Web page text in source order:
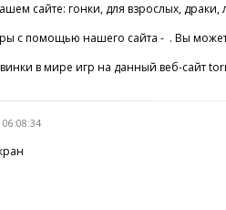
сайте: гонки, для взрослых, драки,
с помощью нашего сайта - . Вы
в мире игр на данный веб-сайт
06:08:34